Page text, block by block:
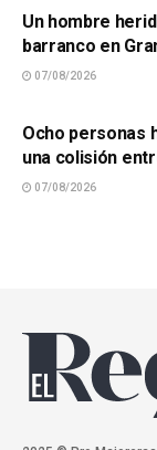
Un hombre
barranco en
07/08/2026
Ocho personas
una colisión
07/08/2026